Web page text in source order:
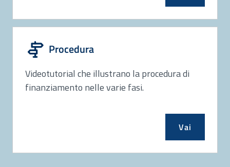
Procedura
Videotutorial che illustrano la procedura di
finanziamento nelle varie fasi.
Vai